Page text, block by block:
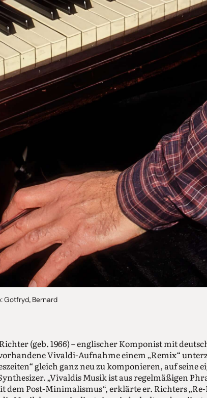
Gotfryd, Bernard
(geb. 1966) – englischer Komponist mit
Vivaldi-Aufnahme einem „Remix“
gleich ganz neu zu komponieren, auf
„Vivaldis Musik ist aus regelmäßigen
dem Post-Minimalismus“, erklärte er. Richters